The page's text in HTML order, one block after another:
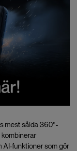
mest sålda 360°-
funktioner som gör